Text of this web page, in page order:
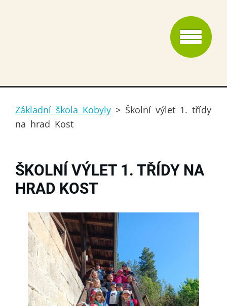
Základní škola Kobyly > Školní výlet 1. třídy
na hrad Kost
ŠKOLNÍ VÝLET 1. TŘÍDY NA
HRAD KOST